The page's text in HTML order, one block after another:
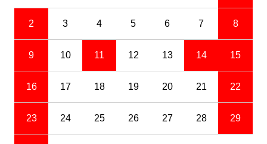
2 3 4 5 6 7 8
9 10 11 12 13 14 15
16 17 18 19 20 21 22
23 24 25 26 27 28 29